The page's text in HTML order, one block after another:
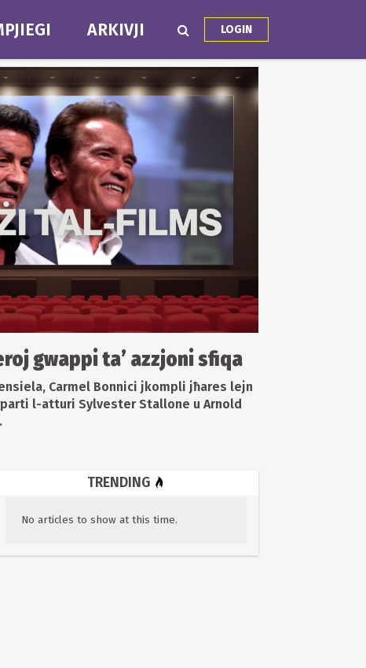
ARKIVJI LOGIN
gwappi ta’ azzjoni sfiqa
Carmel Bonnici jkompli jħares lejn
l-atturi Sylvester Stallone u Arnold
TRENDING